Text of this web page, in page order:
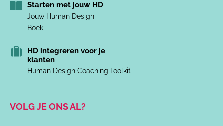
Starten met jouw HD
Jouw Human Design
Boek
HD integreren voor je
klanten
Human Design Coaching Toolkit
VOLG JE ONS AL?